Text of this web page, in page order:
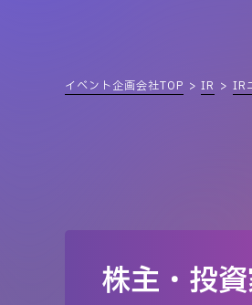
イベント企画会社TOP IR IR
株主・投